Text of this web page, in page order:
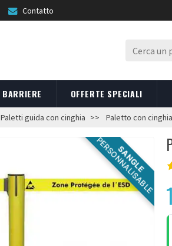
Contatto
BARRIERE OFFERTE SPECIALI
Paletti guida con cinghia Paletto con
SANGLE
PERSONNALISABLE